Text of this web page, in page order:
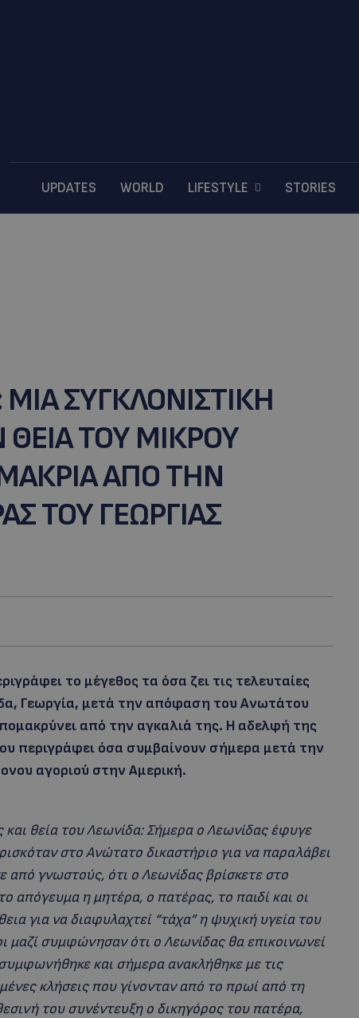
UPDATES WORLD LIFESTYLE STORIES
ΣΥΓΚΛΟΝΙΣΤΙΚΗ
ΤΟΥ ΜΙΚΡΟΥ
ΑΠΟ ΤΗΝ
ΤΟΥ ΓΕΩΡΓΙΑΣ
το μέγεθος τα όσα ζει τις τελευταίες
Γεωργία, μετά την απόφαση του Ανωτάτου
από την αγκαλιά της. Η αδελφή της
περιγράφει όσα συμβαίνουν σήμερα μετά την
αγοριού στην Αμερική.
θεία του Λεωνίδα: Σήμερα ο Λεωνίδας έφυγε
στο Ανώτατο δικαστήριο για να παραλάβει
από γνωστούς, ότι ο Λεωνίδας βρίσκετε στο
απόγευμα η μητέρα, ο πατέρας, το παιδί και οι
για να διαφυλαχτεί “τάχα” η ψυχική υγεία του
μαζί συμφώνησαν ότι ο Λεωνίδας θα επικοινωνεί
και σήμερα ανακλήθηκε με τις
κλήσεις που γίνονταν από το πρωί από τη
του συνέντευξη ο δικηγόρος του πατέρα,